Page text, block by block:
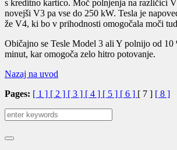
s kreditno kartico. Moč polnjenja na različici
novejši V3 pa vse do 250 kW. Tesla je
že V4, ki bo v prihodnosti omogočala moči
Običajno se Tesle Model 3 ali Y polnijo od 10
minut, kar omogoča zelo hitro potovanje.
Nazaj na uvod
Pages: [ 1 ] [ 2 ] [ 3 ] [ 4 ] [ 5 ] [ 6 ] [ 7 ] [ 8 ]